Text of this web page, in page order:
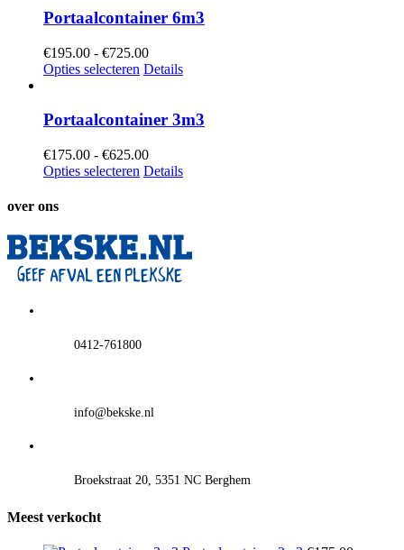
Portaalcontainer 6m3
€195.00 - €725.00Prijsklasse:
€195.00
Opties selecteren Details
Portaalcontainer 3m3
€175.00 - €625.00Prijsklasse:
€175.00
Opties selecteren Details
over ons
0412-761800
info@bekske.nl
Broekstraat 20, 5351 NC Berghem
Meest verkocht